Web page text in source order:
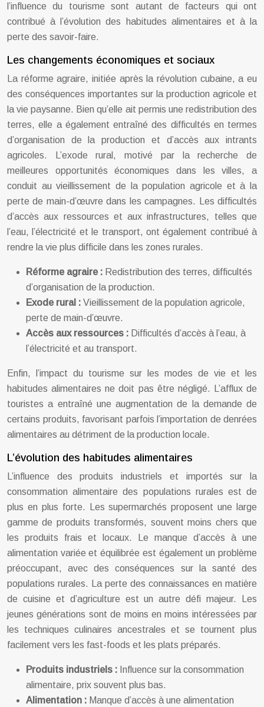
l’influence du tourisme sont autant de facteurs qui ont
contribué à l’évolution des habitudes alimentaires et à la
perte des savoir-faire.
Les changements économiques et sociaux
La réforme agraire, initiée après la révolution cubaine, a eu
des conséquences importantes sur la production agricole et
la vie paysanne. Bien qu’elle ait permis une redistribution des
terres, elle a également entraîné des difficultés en termes
d’organisation de la production et d’accès aux intrants
agricoles. L’exode rural, motivé par la recherche de
meilleures opportunités économiques dans les villes, a
conduit au vieillissement de la population agricole et à la
perte de main-d’œuvre dans les campagnes. Les difficultés
d’accès aux ressources et aux infrastructures, telles que
l’eau, l’électricité et le transport, ont également contribué à
rendre la vie plus difficile dans les zones rurales.
Réforme agraire : Redistribution des terres, difficultés
d’organisation de la production.
Exode rural : Vieillissement de la population agricole,
perte de main-d’œuvre.
Accès aux ressources : Difficultés d’accès à l’eau, à
l’électricité et au transport.
Enfin, l’impact du tourisme sur les modes de vie et les
habitudes alimentaires ne doit pas être négligé. L’afflux de
touristes a entraîné une augmentation de la demande de
certains produits, favorisant parfois l’importation de denrées
alimentaires au détriment de la production locale.
L’évolution des habitudes alimentaires
L’influence des produits industriels et importés sur la
consommation alimentaire des populations rurales est de
plus en plus forte. Les supermarchés proposent une large
gamme de produits transformés, souvent moins chers que
les produits frais et locaux. Le manque d’accès à une
alimentation variée et équilibrée est également un problème
préoccupant, avec des conséquences sur la santé des
populations rurales. La perte des connaissances en matière
de cuisine et d’agriculture est un autre défi majeur. Les
jeunes générations sont de moins en moins intéressées par
les techniques culinaires ancestrales et se tournent plus
facilement vers les fast-foods et les plats préparés.
Produits industriels : Influence sur la consommation
alimentaire, prix souvent plus bas.
Alimentation : Manque d’accès à une alimentation